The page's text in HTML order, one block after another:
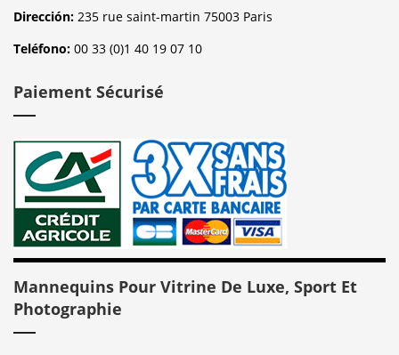
Dirección: 235 rue saint-martin 75003 Paris
Teléfono: 00 33 (0)1 40 19 07 10
Paiement Sécurisé
Mannequins Pour Vitrine De Luxe, Sport Et
Photographie